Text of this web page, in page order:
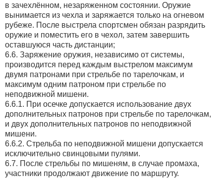
в зачехлённом, незаряженном состоянии. Оружие
вынимается из чехла и заряжается только на огневом
рубеже. После выстрела спортсмен обязан разрядить
оружие и поместить его в чехол, затем завершить
оставшуюся часть дистанции;
6.6. Заряжение оружия, независимо от системы,
производится перед каждым выстрелом максимум
двумя патронами при стрельбе по тарелочкам, и
максимум одним патроном при стрельбе по
неподвижной мишени.
6.6.1. При осечке допускается использование двух
дополнительных патронов при стрельбе по тарелочкам,
и двух дополнительных патронов по неподвижной
мишени.
6.6.2. Стрельба по неподвижной мишени допускается
исключительно свинцовыми пулями.
6.7. После стрельбы по мишеням, в случае промаха,
участники продолжают движение по маршруту.